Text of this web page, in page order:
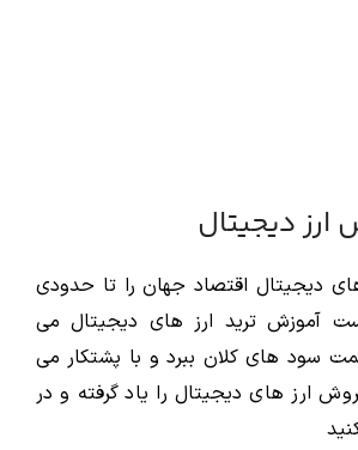
ارز دیجیتال
دیجیتال اقتصاد جهان را تا حدودی
آموزش ترید ارز های دیجیتال می
سود های کلان ببرد و با پشتکار می
ارز های دیجیتال را یاد گرفته و در